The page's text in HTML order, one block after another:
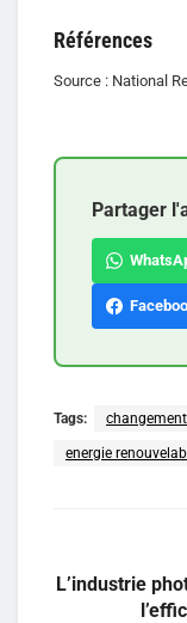
Références
Source : National
Partager
Tags:
energie
L’industrie